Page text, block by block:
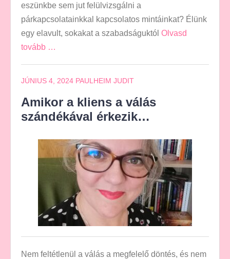
eszünkbe sem jut felülvizsgálni a
párkapcsolatainkkal kapcsolatos mintáinkat? Élünk
egy elavult, sokakat a szabadságuktól Olvasd
tovább …
JÚNIUS 4, 2024 PAULHEIM JUDIT
Amikor a kliens a válás
szándékával érkezik…
Nem feltétlenül a válás a megfelelő döntés, és nem